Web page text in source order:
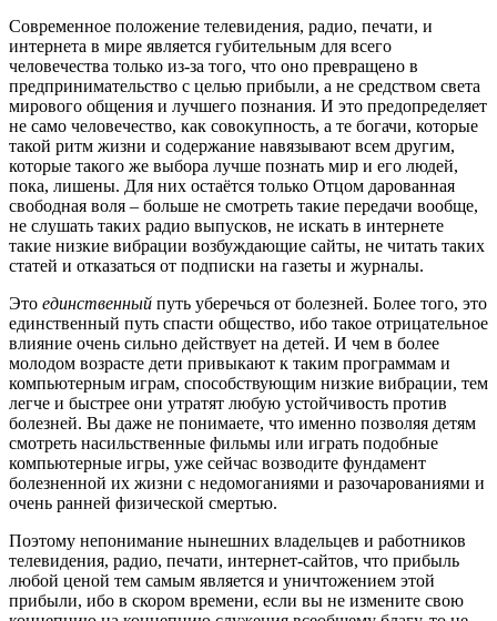
Современное положение телевидения, радио, печати, и
интернета в мире является губительным для всего
человечества только из-за того, что оно превращено в
предпринимательство с целью прибыли, а не средством света
мирового общения и лучшего познания. И это предопределяет
не само человечество, как совокупность, а те богачи, которые
такой ритм жизни и содержание навязывают всем другим,
которые такого же выбора лучше познать мир и его людей,
пока, лишены. Для них остаётся только Отцом дарованная
свободная воля – больше не смотреть такие передачи вообще,
не слушать таких радио выпусков, не искать в интернете
такие низкие вибрации возбуждающие сайты, не читать таких
статей и отказаться от подписки на газеты и журналы.
Это единственный путь уберечься от болезней. Более того, это
единственный путь спасти общество, ибо такое отрицательное
влияние очень сильно действует на детей. И чем в более
молодом возрасте дети привыкают к таким программам и
компьютерным играм, способствующим низкие вибрации, тем
легче и быстрее они утратят любую устойчивость против
болезней. Вы даже не понимаете, что именно позволяя детям
смотреть насильственные фильмы или играть подобные
компьютерные игры, уже сейчас возводите фундамент
болезненной их жизни с недомоганиями и разочарованиями и
очень ранней физической смертью.
Поэтому непонимание нынешних владельцев и работников
телевидения, радио, печати, интернет-сайтов, что прибыль
любой ценой тем самым является и уничтожением этой
прибыли, ибо в скором времени, если вы не измените свою